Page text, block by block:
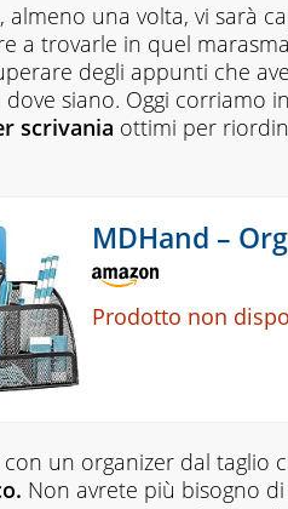
almeno una volta, vi sarà
a trovarle in quel
degli appunti che
dove siano. Oggi corriamo
scrivania ottimi per
MDHand –
Prodotto non
un organizer dal taglio
Non avrete più bisogno